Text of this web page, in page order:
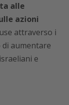
alle
azioni
attraverso i
di aumentare
e